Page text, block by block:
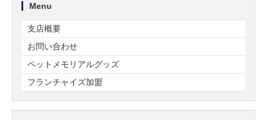
Menu
支店概要
お問い合わせ
ペットメモリアルグッズ
フランチャイズ加盟